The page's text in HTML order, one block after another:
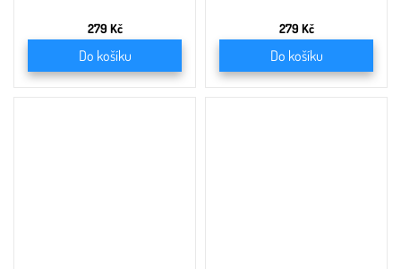
279 Kč
Do košíku
279 Kč
Do košíku